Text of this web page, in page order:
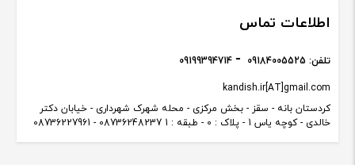
اطلاعات تماس
کردستان بانه - سقز - بخش مرکزی - محله شهرک شهرداری - خیابان دکتر
خالدی - کوچه یاس 1 - پلاک : 0 - طبقه : 1 08736248237 - 08736227961
kandish.ir[AT]gmail.com
تلفن: 09184005525
09199394714